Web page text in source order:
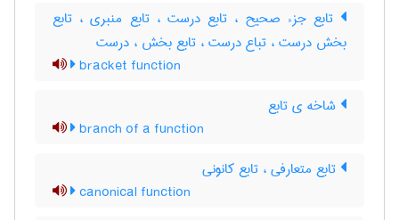
تابع جزء صحیح ، تابع درست ، تابع منبری ، تابع
بخش درست ، تباع درست ، تابع بخش ، درست
bracket function
شاخه ی تابع
branch of a function
تابع متعارفی ، تابع کانونی
canonical function